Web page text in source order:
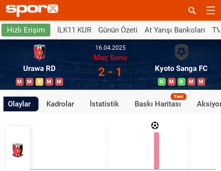
Hızlı Erişim İLK11 KUR Günün Özeti At Yarışı Bankoları
Urawa RD
M M B M M
16.04.2025
Maç Sonu
2 - 1 Kyoto Sanga FC
G M G M M
Olaylar Kadrolar İstatistik Baskı Haritası
Yeni